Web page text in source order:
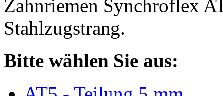
Zahnriemen Synchroflex
Stahlzugstrang.
Bitte wählen Sie aus: